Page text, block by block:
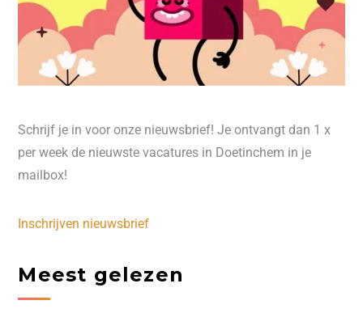
Schrijf je in voor onze nieuwsbrief! Je ontvangt dan 1 x
per week de nieuwste vacatures in Doetinchem in je
mailbox!
Inschrijven nieuwsbrief
Meest gelezen